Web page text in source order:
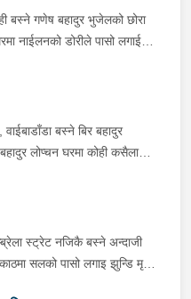
मोटरसाइकलमा सवार चालक
उक्त सामान दिई पठाएको
निजहरुलाई नियन्त्रणमा लिई थप
बस्ने गणेष बहादुर भुजेलको छोरा
नाईलनको डोरीले पासो लगाई
कार्य भइरहेको ।
बस्ने बिर बहादुर
लोप्चन घरमा कोही कसैलाई
खोल्सामा घोप्टो परी मृत
थप अनुसन्धान कार्य भईरहेको
स्ट्रेट नजिकै बस्ने अन्दाजी
सलको पासो लगाइ झुन्डि मृत्यु